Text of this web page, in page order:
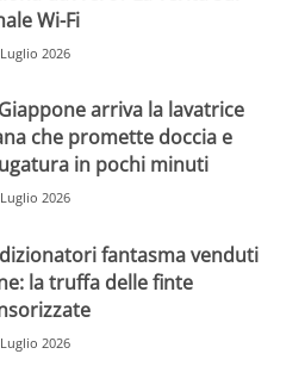
Wi-Fi
2026
arriva la lavatrice
che promette doccia e
in pochi minuti
2026
fantasma venduti
la truffa delle finte
2026